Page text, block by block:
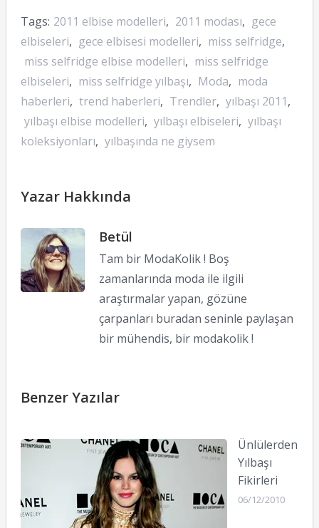
Tags: 2011 elbise modelleri, 2011 modası, gece
elbiseleri, gece elbisesi modelleri, miss selfridge,
miss selfridge elbise modelleri, miss selfridge
elbiseleri, miss selfridge yılbaşı, Moda, moda
haberleri, trend haberleri, Trendler, yılbaşı 2011,
yılbaşı elbise modelleri, yılbaşı elbiseleri, yılbaşı
koleksiyonları, yılbaşında ne giysem
Yazar Hakkında
Betül
Tam bir ModaKolik ! Boş
zamanlarında moda ile ilgili
araştırmalar yapan, gözüne
çarpanları buradan seninle paylaşan
bir mühendis, bir modakolik !
Benzer Yazılar
Ünlülerden
Yılbaşı
Fikirleri
06/12/2010